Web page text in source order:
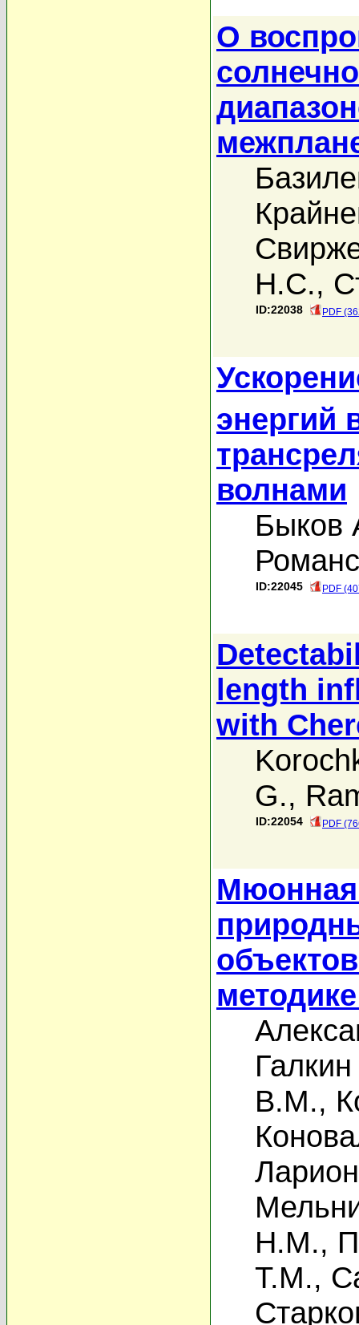
О
Н.С.,
ID:22038 PDF
энергий
волнами
Быков
ID:22045 PDF
length
with
G.,
ID:22054 PDF
Мюонная
В.М.,
Н.М.,
Т.М.,